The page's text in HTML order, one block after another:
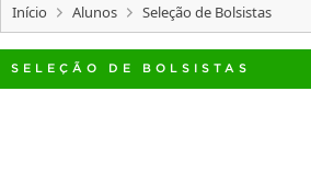
TELEFONES
Início Alunos Seleção de Bolsistas
SELEÇÃO DE BOLSISTAS